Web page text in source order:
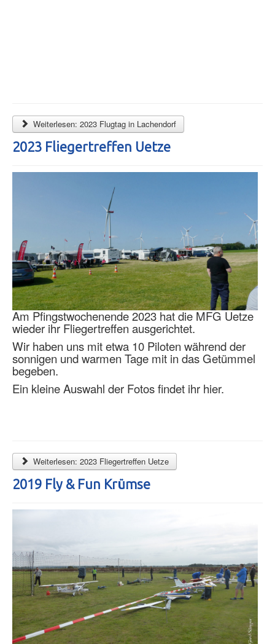
Weiterlesen: 2023 Flugtag in Lachendorf
2023 Fliegertreffen Uetze
Am Pfingstwochenende 2023 hat die MFG Uetze
wieder ihr Fliegertreffen ausgerichtet.
Wir haben uns mit etwa 10 Piloten während der
sonnigen und warmen Tage mit in das Getümmel
begeben.
Ein kleine Auswahl der Fotos findet ihr hier.
Weiterlesen: 2023 Fliegertreffen Uetze
2019 Fly & Fun Krümse